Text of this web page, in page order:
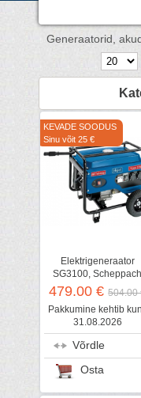
Generaatorid,
KEVADE SOODUS
Sinu võit 25 €
Elektrigeneraator
SG3100, Scheppach
479.00 € 504.00
Pakkumine kehtib
31.08.2026
Võrdle
Osta